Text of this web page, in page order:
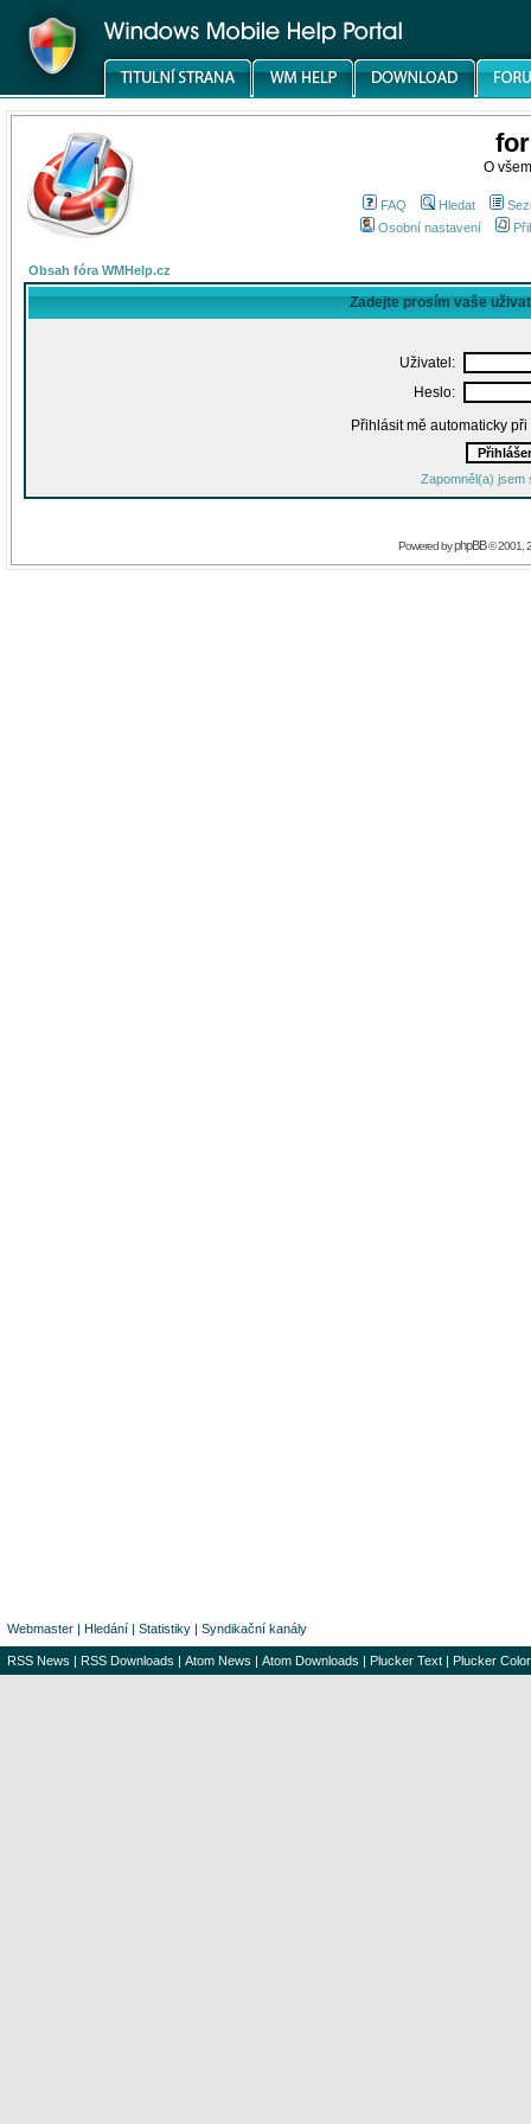
O
FAQ Hledat
Osobní nastavení
Obsah fóra WMHelp.cz
Zadejte prosím vaše
Uživatel:
Heslo:
Přihlásit mě automaticky
Zapomněl(a) jsem
Powered byphpBB© 2001,
Webmaster | Hledání | Statistiky | Syndikační kanály
RSS News | RSS Downloads | Atom News | Atom Downloads | Plucker Text | Plucker Color